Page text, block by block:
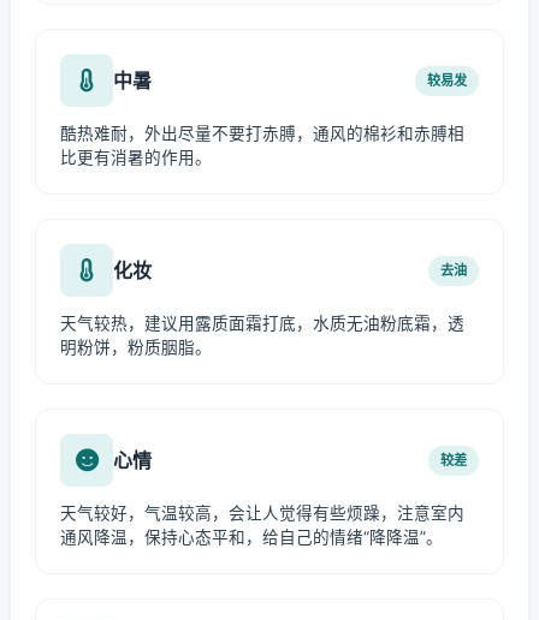
中暑 较易发
酷热难耐，外出尽量不要打赤膊，通风的棉衫和赤膊相
比更有消暑的作用。
化妆 去油
天气较热，建议用露质面霜打底，水质无油粉底霜，透
明粉饼，粉质胭脂。
心情 较差
天气较好，气温较高，会让人觉得有些烦躁，注意室内
通风降温，保持心态平和，给自己的情绪“降降温”。